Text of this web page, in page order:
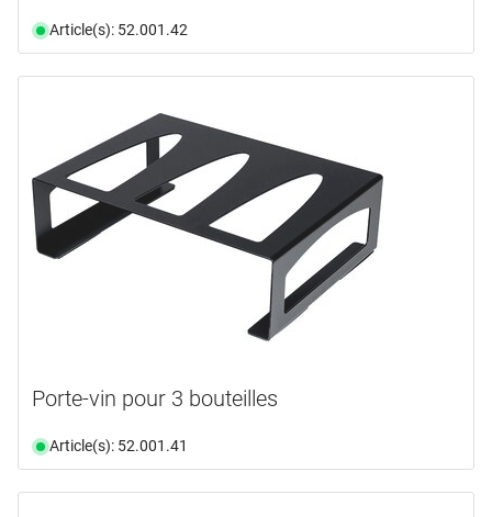
Article(s): 52.001.42
Porte-vin pour 3 bouteilles
Article(s): 52.001.41